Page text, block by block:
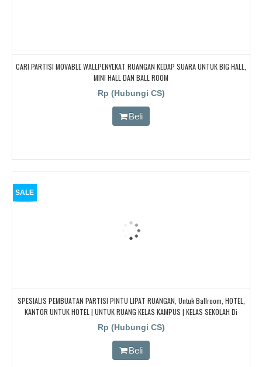
CARI PARTISI MOVABLE WALLPENYEKAT RUANGAN KEDAP SUARA UNTUK BIG HALL,
MINI HALL DAN BALL ROOM
Rp (Hubungi CS)
Beli
SALE
SPESIALIS PEMBUATAN PARTISI PINTU LIPAT RUANGAN, Untuk Ballroom, HOTEL,
KANTOR UNTUK HOTEL | UNTUK RUANG KELAS KAMPUS | KELAS SEKOLAH Di
BANDUNG, JAKARTA, BEKASI, TANGERANG
Rp (Hubungi CS)
Beli